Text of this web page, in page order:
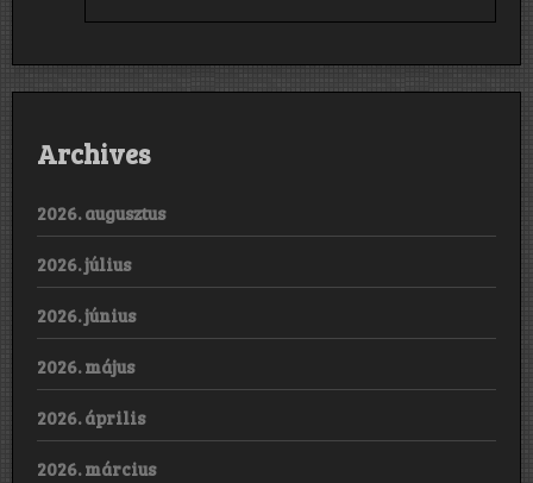
Archives
2026. augusztus
2026. július
2026. június
2026. május
2026. április
2026. március